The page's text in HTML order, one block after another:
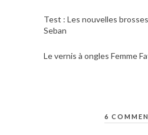
Test : Les nouvelles
Seban
Le vernis à ongles Femme
6